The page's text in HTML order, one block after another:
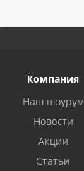
Компания
Наш шоурум
Новости
Акции
Статьи